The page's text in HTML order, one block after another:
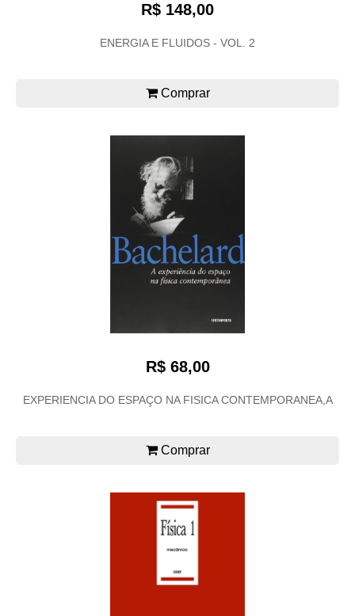
R$ 148,00
ENERGIA E FLUIDOS - VOL. 2
Comprar
R$ 68,00
EXPERIENCIA DO ESPAÇO NA FISICA CONTEMPORANEA,A
Comprar